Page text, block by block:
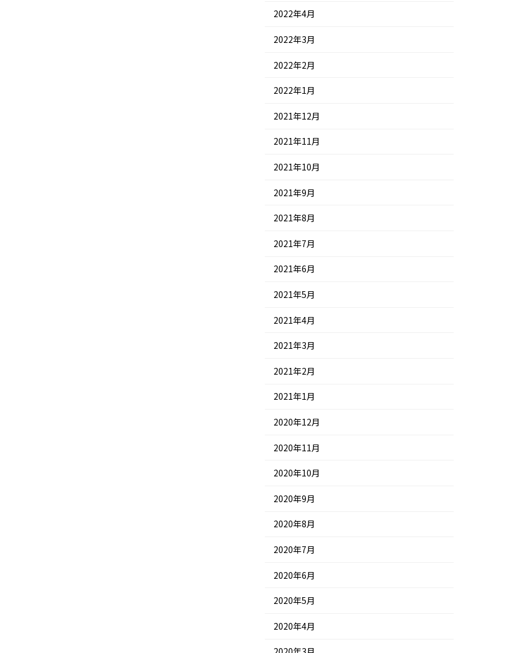
2022年4月
2022年3月
2022年2月
2022年1月
2021年12月
2021年11月
2021年10月
2021年9月
2021年8月
2021年7月
2021年6月
2021年5月
2021年4月
2021年3月
2021年2月
2021年1月
2020年12月
2020年11月
2020年10月
2020年9月
2020年8月
2020年7月
2020年6月
2020年5月
2020年4月